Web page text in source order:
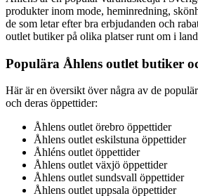
produkter inom mode, heminredning,
de som letar efter bra erbjudanden och
outlet butiker på olika platser runt om i
Populära Åhlens outlet butiker
Här är en översikt över några av de
och deras öppettider:
Åhlens outlet örebro öppettider
Åhlens outlet eskilstuna öppettider
Åhléns outlet öppettider
Åhlens outlet växjö öppettider
Åhlens outlet sundsvall öppettider
Åhlens outlet uppsala öppettider